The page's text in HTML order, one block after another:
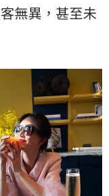
無異，甚至未